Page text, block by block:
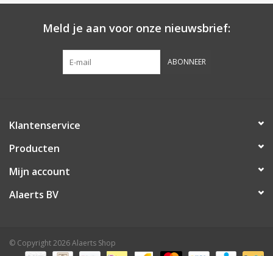
Meld je aan voor onze nieuwsbrief:
ABONNEER
Klantenservice
Producten
Mijn account
Alaerts BV
© Copyright 2026 Alaerts Shop